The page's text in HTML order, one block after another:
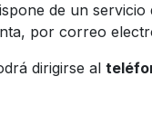
de un
por correo
dirigirse al